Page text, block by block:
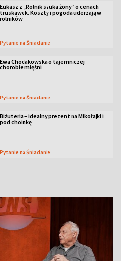
Łukasz z „Rolnik szuka żony” o cenach
truskawek. Koszty i pogoda uderzają w
rolników
Pytanie na Śniadanie
Ewa Chodakowska o tajemniczej
chorobie mięśni
Pytanie na Śniadanie
Biżuteria – idealny prezent na Mikołajki i
pod choinkę
Pytanie na Śniadanie